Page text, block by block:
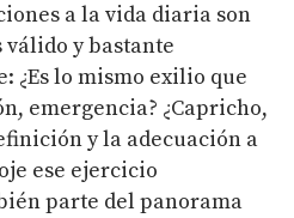
a la vida diaria son
y bastante
¿Es lo mismo exilio que
emergencia? ¿Capricho,
y la adecuación a
ese ejercicio
parte del panorama